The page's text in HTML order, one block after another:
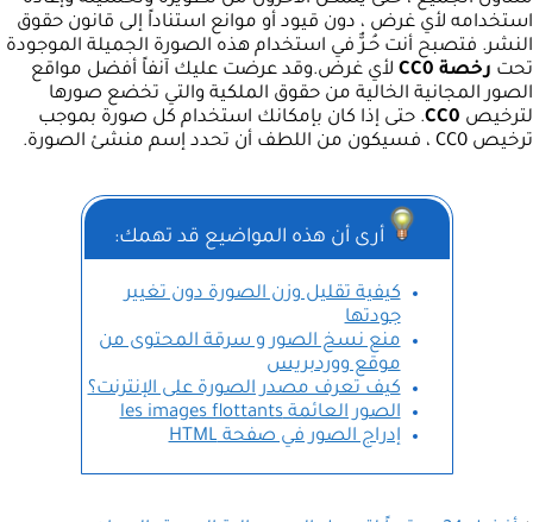
استخدامه لأي غرض ، دون قيود أو موانع استناداً إلى قانون حقوق
النشر. فتصبح أنت حُـرٌّ في استخدام هذه الصورة الجميلة الموجودة
تحت رخصة CC0
لأي غرض.وقد عرضت عليك آنفاً أفضل مواقع
الصور المجانية الخالية من حقوق الملكية والتي تخضع صورها
لترخيص CC0. حتى إذا كان بإمكانك استخدام كل صورة بموجب
ترخيص CC0 ، فسيكون من اللطف أن تحدد إسم منشئ الصورة.
أرى أن هذه المواضيع قد تهمك:
كيفية تقليل وزن الصورة دون تغيير
جودتها
منع نسخ الصور و سرقة المحتوى من
موقع ووردبريس
كيف تعرف مصدر الصورة على الإنترنت؟
الصور العائمة les images flottants
إدراج الصور في صفحة HTML